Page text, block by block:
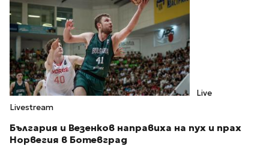
Live
Livestream
България и Везенков направиха на пух и прах
Норвегия в Ботевград